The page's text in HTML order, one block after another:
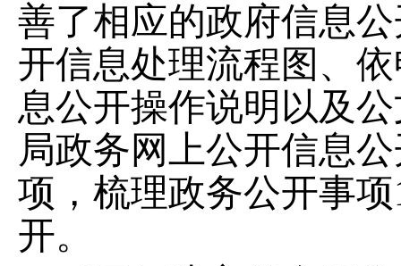
善了相应的政府信息
开信息处理流程图、
息公开操作说明以及
局政务网上公开信息
项，梳理政务公开事项
开。